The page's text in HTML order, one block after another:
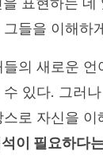
들을 이해하
의 새로운 언
있다. 그러
로 자신을 이
이 필요하다